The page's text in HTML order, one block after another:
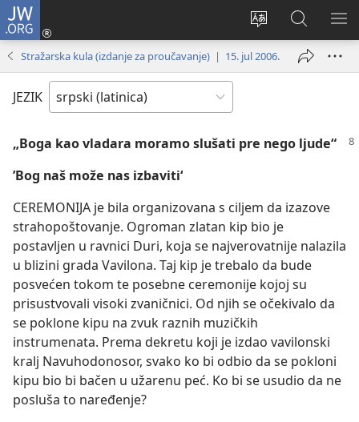
JW.ORG
Promeni
jezik
Prijava
(otvara
novi
prozor)
Pretraga
sajta
JW.ORG
Stražarska kula (izdanje za proučavanje) | 15. jul 2006.
JEZIK
„Boga kao vladara moramo slušati pre nego ljude“
’Bog naš može nas izbaviti‘
CEREMONIJA je bila organizovana s ciljem da izazove
strahopoštovanje. Ogroman zlatan kip bio je
postavljen u ravnici Duri, koja se najverovatnije nalazila
u blizini grada Vavilona. Taj kip je trebalo da bude
posvećen tokom te posebne ceremonije kojoj su
prisustvovali visoki zvaničnici. Od njih se očekivalo da
se poklone kipu na zvuk raznih muzičkih
instrumenata. Prema dekretu koji je izdao vavilonski
kralj Navuhodonosor, svako ko bi odbio da se pokloni
kipu bio bi bačen u užarenu peć. Ko bi se usudio da ne
posluša to naređenje?